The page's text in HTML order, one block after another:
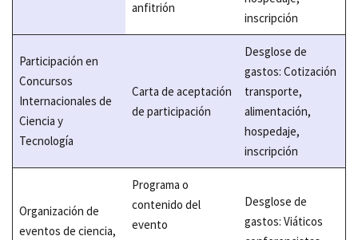
anfitrión
inscripción
Participación en
Concursos
Internacionales de
Ciencia y
Tecnología
Carta de aceptación
de participación
Desglose de
gastos: Cotización
transporte,
alimentación,
hospedaje,
inscripción
Organización de
eventos de ciencia,
Programa o
contenido del
evento
Desglose de
gastos: Viáticos